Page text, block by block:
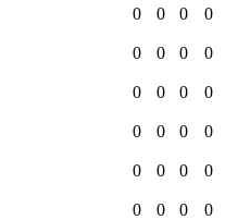
0 0 0 0
0 0 0 0
0 0 0 0
0 0 0 0
0 0 0 0
0 0 0 0